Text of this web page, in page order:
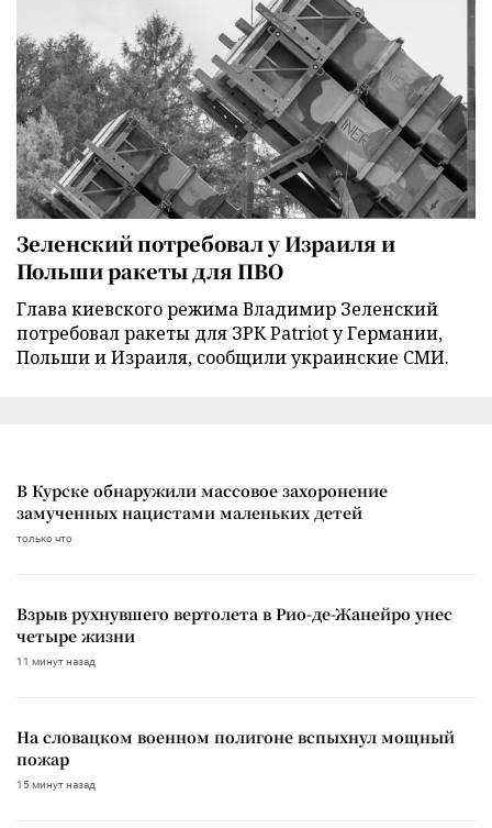
Зеленский потребовал у Израиля и
Польши ракеты для ПВО
Глава киевского режима Владимир Зеленский
потребовал ракеты для ЗРК Patriot у Германии,
Польши и Израиля, сообщили украинские СМИ.
В Курске обнаружили массовое захоронение
замученных нацистами маленьких детей
только что
Взрыв рухнувшего вертолета в Рио-де-Жанейро унес
четыре жизни
11 минут назад
На словацком военном полигоне вспыхнул мощный
пожар
15 минут назад